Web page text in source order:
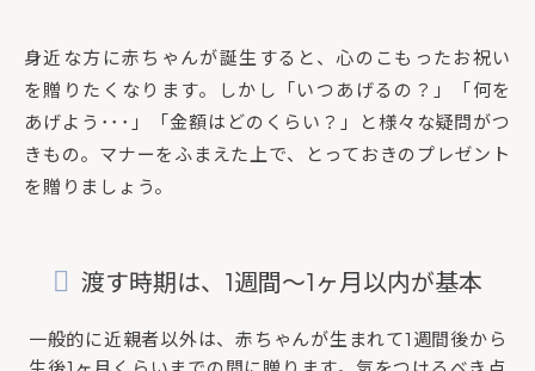
身近な方に赤ちゃんが誕生すると、心のこもったお祝い
を贈りたくなります。しかし「いつあげるの？」「何を
あげよう･･･」「金額はどのくらい？」と様々な疑問がつ
きもの。マナーをふまえた上で、とっておきのプレゼント
を贈りましょう。
渡す時期は、1週間～1ヶ月以内が基本
一般的に近親者以外は、赤ちゃんが生まれて1週間後から